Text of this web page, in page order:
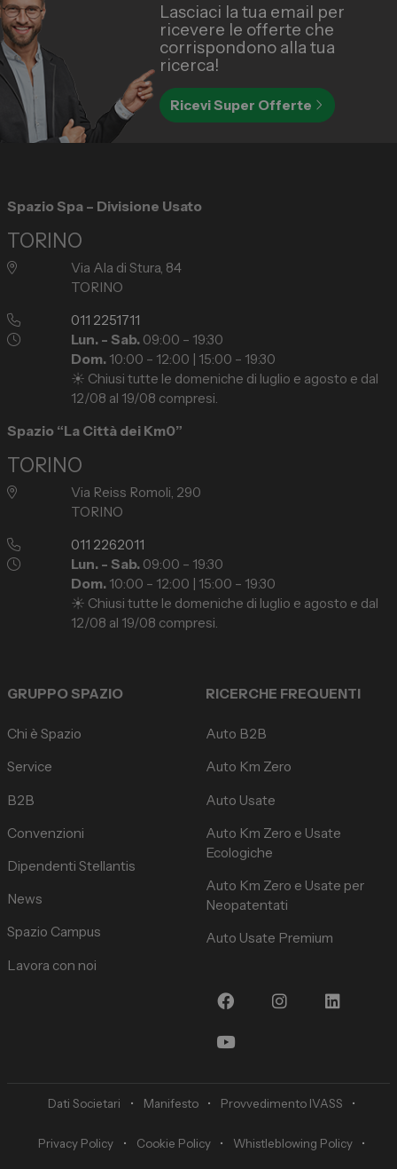
Lasciaci la tua email per
ricevere le offerte che
corrispondono alla tua
ricerca!
Ricevi Super Offerte
Spazio Spa – Divisione Usato
TORINO
Via Ala di Stura, 84
TORINO
011 2251711
Lun. - Sab.09:00 – 19:30
Dom.10:00 – 12:00 | 15:00 – 19:30
☀️ Chiusi tutte le domeniche di luglio e agosto e dal
12/08 al 19/08 compresi.
Spazio “La Città dei Km0”
TORINO
Via Reiss Romoli, 290
TORINO
011 2262011
Lun. - Sab.09:00 – 19:30
Dom.10:00 – 12:00 | 15:00 – 19:30
☀️ Chiusi tutte le domeniche di luglio e agosto e dal
12/08 al 19/08 compresi.
GRUPPO SPAZIO
Chi è Spazio
Service
B2B
Convenzioni
Dipendenti Stellantis
News
Spazio Campus
Lavora con noi
RICERCHE FREQUENTI
Auto B2B
Auto Km Zero
Auto Usate
Auto Km Zero e Usate
Ecologiche
Auto Km Zero e Usate per
Neopatentati
Auto Usate Premium
Dati Societari • Manifesto • Provvedimento IVASS •
Privacy Policy • Cookie Policy • Whistleblowing Policy •